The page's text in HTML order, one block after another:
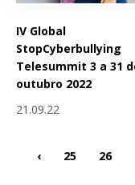
IV Global
StopCyberbullying
Telesummit 3 a 31
outubro 2022
21.09.22
‹ 25 26